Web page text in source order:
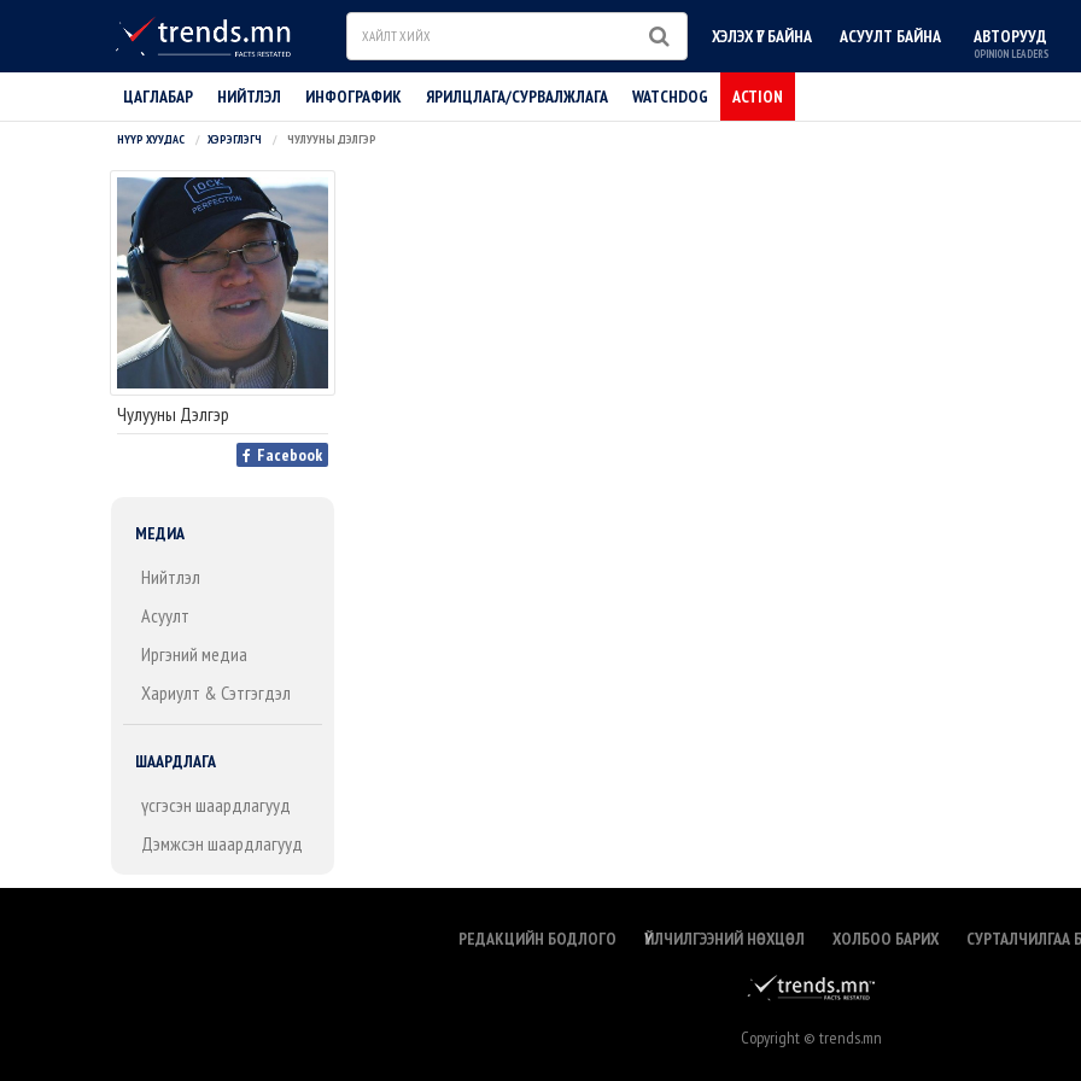
Search ХЭЛЭХ ҮГ БАЙНА АСУУЛТ БАЙНА АВТОРУУД
OPINION LEADERS
ЦАГЛАБАР НИЙТЛЭЛ ИНФОГРАФИК ЯРИЛЦЛАГА/СУРВАЛЖЛАГА WATCHDOG ACTION
НҮҮР ХУУДАС ХЭРЭГЛЭГЧ ЧУЛУУНЫ ДЭЛГЭР
Чулууны Дэлгэр
Facebook
МЕДИА
Нийтлэл
Асуулт
Иргэний медиа
Хариулт & Сэтгэгдэл
ШААРДЛАГА
Үүсгэсэн шаардлагууд
Дэмжсэн шаардлагууд
РЕДАКЦИЙН БОДЛОГО ҮЙЛЧИЛГЭЭНИЙ НӨХЦӨЛ ХОЛБОО БАРИХ СУРТАЛЧИЛГАА
Copyright © trends.mn